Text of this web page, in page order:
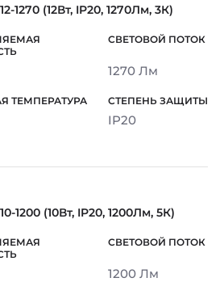
1270 (12Вт, IP20, 1270Лм, 3К)
1270 Лм
IP20
1200 (10Вт, IP20, 1200Лм, 5К)
1200 Лм